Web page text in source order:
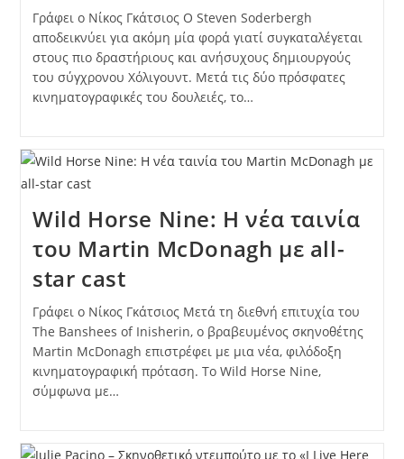
Γράφει ο Νίκος Γκάτσιος Ο Steven Soderbergh
αποδεικνύει για ακόμη μία φορά γιατί συγκαταλέγεται
στους πιο δραστήριους και ανήσυχους δημιουργούς
του σύγχρονου Χόλιγουντ. Μετά τις δύο πρόσφατες
κινηματογραφικές του δουλειές, το…
Wild Horse Nine: Η νέα ταινία
του Martin McDonagh με all-
star cast
Γράφει ο Νίκος Γκάτσιος Μετά τη διεθνή επιτυχία του
The Banshees of Inisherin, ο βραβευμένος σκηνοθέτης
Martin McDonagh επιστρέφει με μια νέα, φιλόδοξη
κινηματογραφική πρόταση. Το Wild Horse Nine,
σύμφωνα με…